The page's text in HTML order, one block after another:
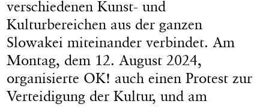
verschiedenen Kunst- und
Kulturbereichen aus der ganzen
Slowakei miteinander verbindet. Am
Montag, dem 12. August 2024,
organisierte OK! auch einen Protest zur
Verteidigung der Kultur, und am